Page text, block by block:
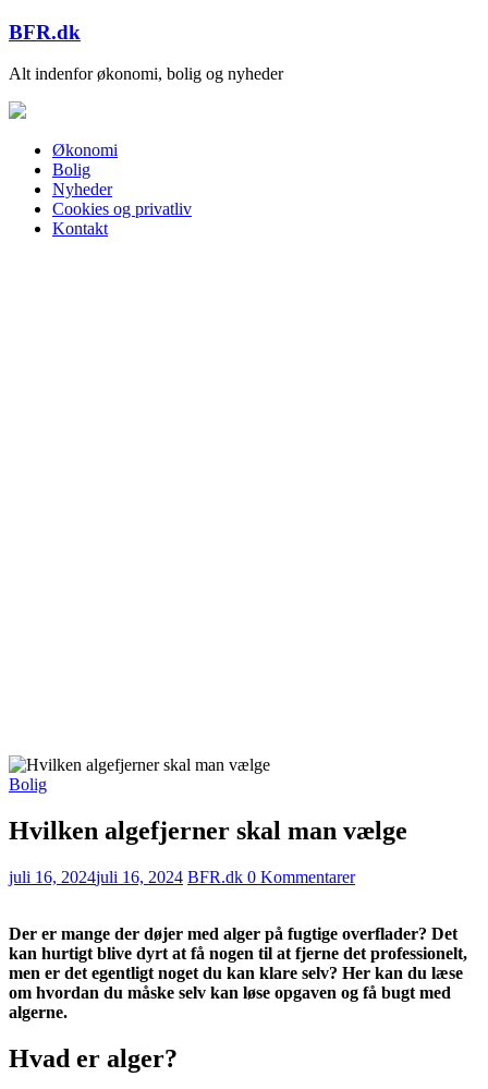
Skip
content
BFR.dk
Alt indenfor økonomi, bolig og nyheder
Økonomi
Bolig
Nyheder
Cookies og privatliv
Kontakt
Bolig
Hvilken algefjerner skal man vælge
juli 16, 2024juli 16, 2024 BFR.dk 0 Kommentarer
Der er mange der døjer med alger på fugtige overflader? Det
kan hurtigt blive dyrt at få nogen til at fjerne det professionelt,
men er det egentligt noget du kan klare selv? Her kan du læse
om hvordan du måske selv kan løse opgaven og få bugt med
algerne.
Hvad er alger?